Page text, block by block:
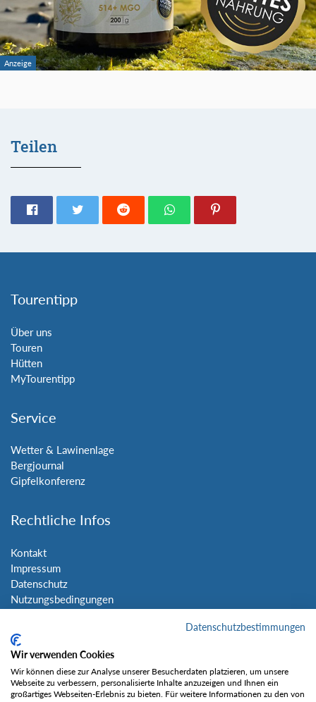
Teilen
Tourentipp
Über uns
Touren
Hütten
MyTourentipp
Service
Wetter & Lawinenlage
Bergjournal
Gipfelkonferenz
Rechtliche Infos
Kontakt
Impressum
Datenschutz
Nutzungsbedingungen
Social Media
Datenschutzbestimmungen
Wir verwenden Cookies
Wir können diese zur Analyse unserer Besucherdaten platzieren, um unsere
Webseite zu verbessern, personalisierte Inhalte anzuzeigen und Ihnen ein
großartiges Webseiten-Erlebnis zu bieten. Für weitere Informationen zu den von